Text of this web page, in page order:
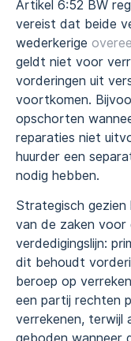
Artikel 6:52 BW
vereist dat beide
wederkerige
geldt niet voor
vorderingen uit
voortkomen.
opschorten
reparaties niet
huurder een
nodig hebben.
Strategisch
van de zaken voor
verdedigingslijn:
dit behoudt
beroep op
een partij rechten
verrekenen, terwijl